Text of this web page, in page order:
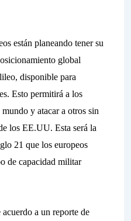
están planeando tener su
global
disponible para
Esto permitirá a los
y atacar a otros sin
los EE.UU. Esta será la
21 que los europeos
de capacidad militar
a un reporte de